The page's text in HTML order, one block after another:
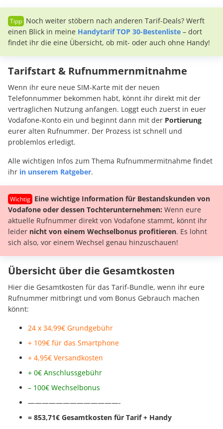
Noch weiter stöbern nach anderen Tarif-Deals? Werft
einen Blick in meine Handytarif TOP 30-Bestenliste – dort
findet ihr die eine Übersicht, ob mit- oder auch ohne Handy!
Tarifstart & Rufnummernmitnahme
Wenn ihr eure neue SIM-Karte mit der neuen
Telefonnummer bekommen habt, könnt ihr direkt mit der
vertraglichen Nutzung anfangen. Loggt euch zuerst in euer
Vodafone-Konto ein und beginnt dann mit der Portierung
eurer alten Rufnummer. Der Prozess ist schnell und
problemlos erledigt.
Alle wichtigen Infos zum Thema Rufnummermitnahme findet
ihr in unserem Ratgeber.
Eine wichtige Information für Bestandskunden von
Vodafone oder dessen Tochterunternehmen: Wenn eure
aktuelle Rufnummer direkt von Vodafone stammt, könnt ihr
leider nicht von einem Wechselbonus profitieren. Es lohnt
sich also, vor einem Wechsel genau hinzuschauen!
Übersicht über die Gesamtkosten
Hier die Gesamtkosten für das Tarif-Bundle, wenn ihr eure
Rufnummer mitbringt und vom Bonus Gebrauch machen
könnt:
24 x 34,99€ Grundgebühr
+ 109€ für das Smartphone
+ 4,95€ Versandkosten
+ 0€ Anschlussgebühr
– 100€ Wechselbonus
—————————————-
= 853,71€ Gesamtkosten für Tarif + Handy